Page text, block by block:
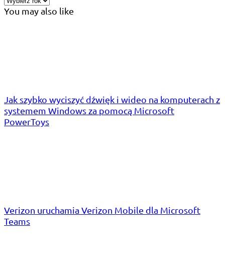
You may also like
Jak szybko wyciszyć dźwięk i wideo na komputerach z
systemem Windows za pomocą Microsoft
PowerToys
Verizon uruchamia Verizon Mobile dla Microsoft
Teams